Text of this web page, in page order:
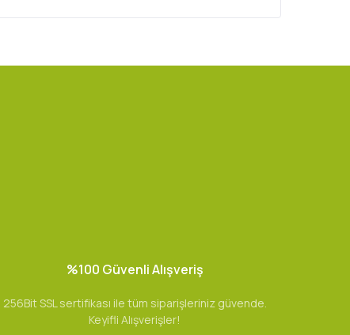
%100 Güvenli Alışveriş
256Bit SSL sertifikası ile tüm siparişleriniz güvende.
Keyifli Alışverişler!